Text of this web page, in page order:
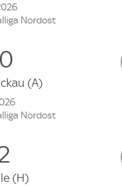
Nordost
(A)
Nordost
(H)